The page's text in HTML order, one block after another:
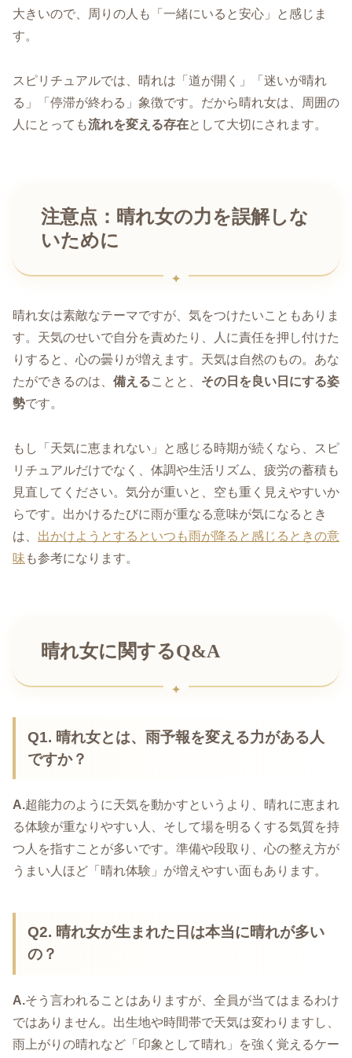
大きいので、周りの人も「一緒にいると安心」と感じま
す。
スピリチュアルでは、晴れは「道が開く」「迷いが晴れ
る」「停滞が終わる」象徴です。だから晴れ女は、周囲の
人にとっても流れを変える存在として大切にされます。
注意点：晴れ女の力を誤解しな
いために
晴れ女は素敵なテーマですが、気をつけたいこともありま
す。天気のせいで自分を責めたり、人に責任を押し付けた
りすると、心の曇りが増えます。天気は自然のもの。あな
たができるのは、 備えることと、 その日を良い日にする姿
勢です。
もし「天気に恵まれない」と感じる時期が続くなら、スピ
リチュアルだけでなく、体調や生活リズム、疲労の蓄積も
見直してください。気分が重いと、空も重く見えやすいか
らです。出かけるたびに雨が重なる意味が気になるとき
は、 出かけようとするといつも雨が降ると感じるときの意
味 も参考になります。
晴れ女に関するQ&A
Q1. 晴れ女とは、雨予報を変える力がある人
ですか？
A.超能力のように天気を動かすというより、晴れに恵まれ
る体験が重なりやすい人、そして場を明るくする気質を持
つ人を指すことが多いです。準備や段取り、心の整え方が
うまい人ほど「晴れ体験」が増えやすい面もあります。
Q2. 晴れ女が生まれた日は本当に晴れが多い
の？
A.そう言われることはありますが、全員が当てはまるわけ
ではありません。出生地や時間帯で天気は変わりますし、
雨上がりの晴れなど「印象として晴れ」を強く覚えるケー